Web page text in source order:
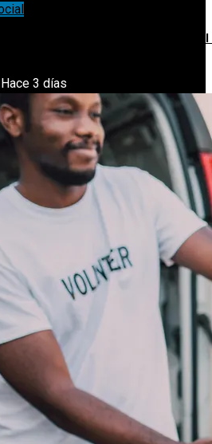
Estocolmo Y La Coordinación Global
Hace 3 días